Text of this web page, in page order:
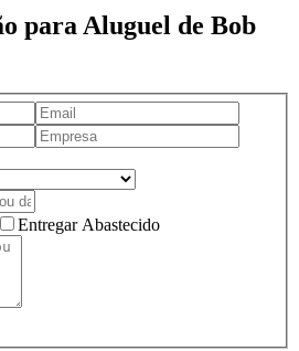
para Aluguel de Bob
Entregar Abastecido